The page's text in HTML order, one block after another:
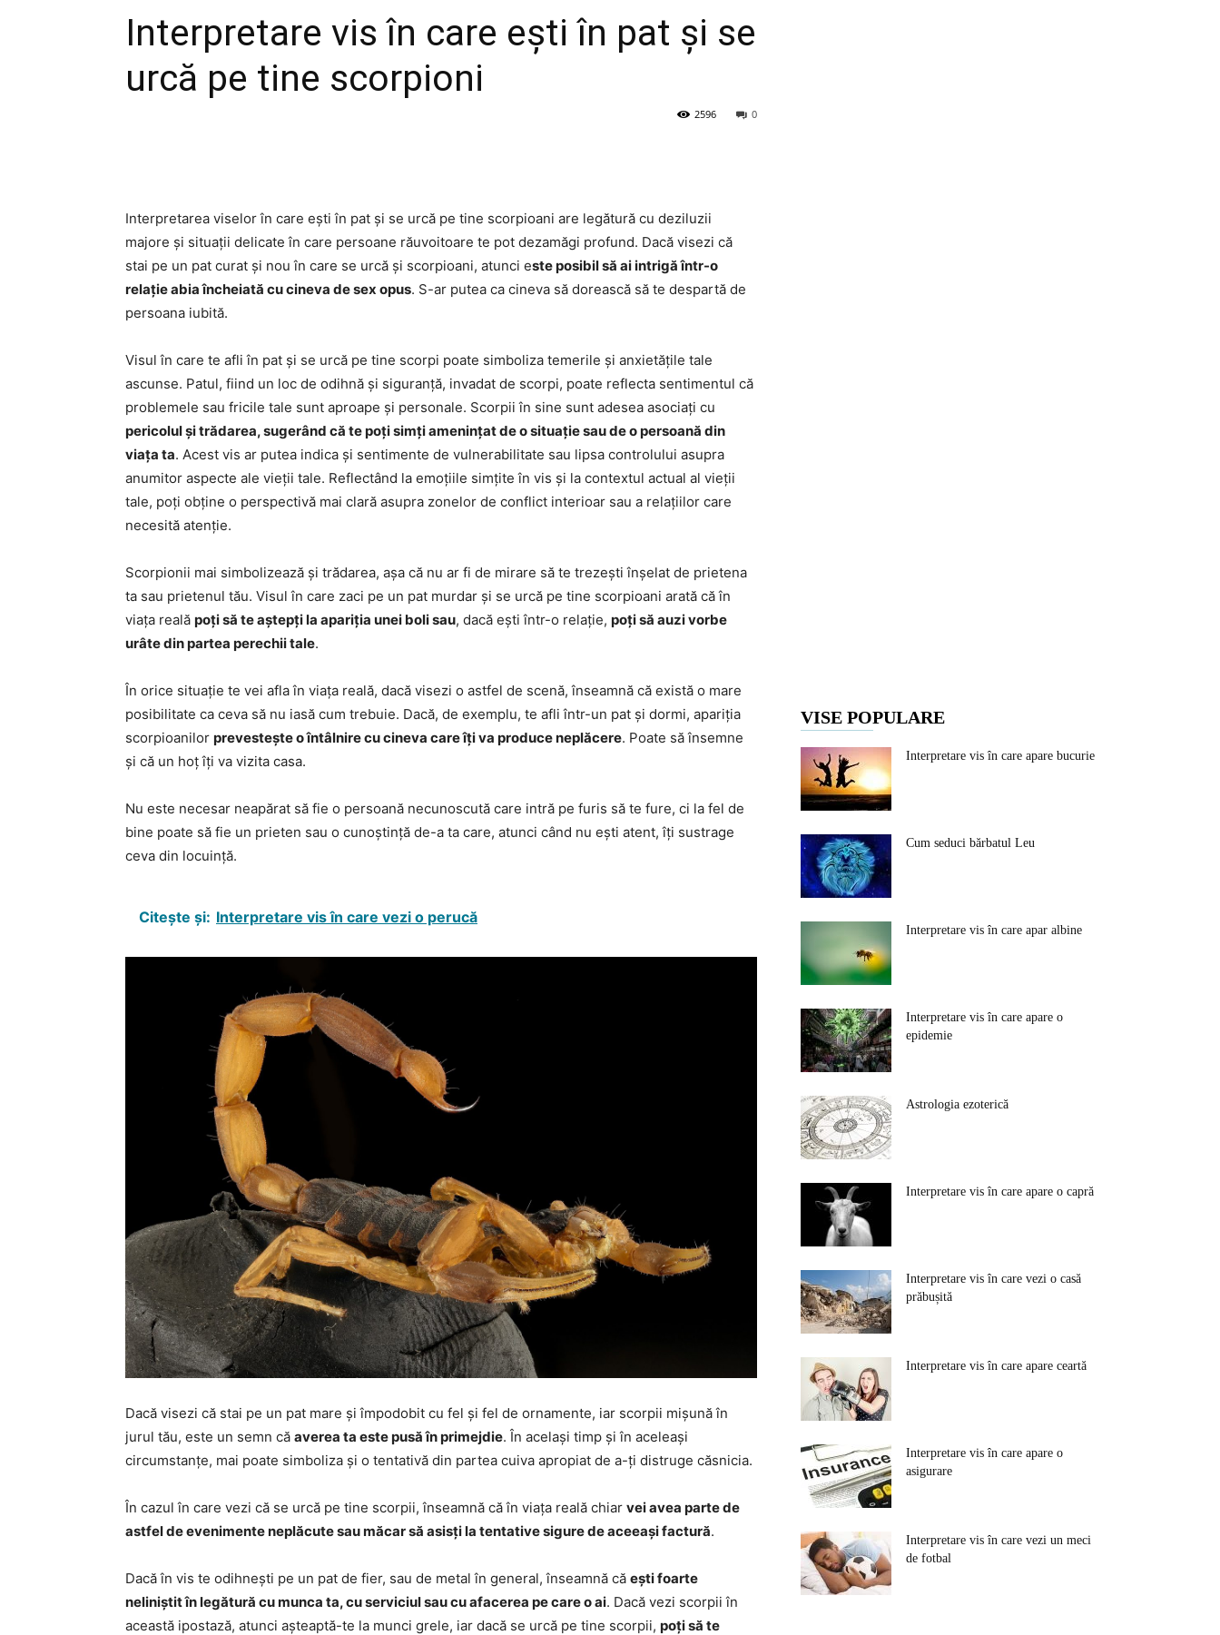
Interpretare vis în care ești în pat și se
urcă pe tine scorpioni
0
2596
Interpretarea viselor în care ești în pat și se urcă pe tine scorpioani are legătură cu deziluzii
majore și situații delicate în care persoane răuvoitoare te pot dezamăgi profund. Dacă visezi că
stai pe un pat curat și nou în care se urcă și scorpioani, atunci este posibil să ai intrigă într-o
relație abia încheiată cu cineva de sex opus. S-ar putea ca cineva să dorească să te despartă de
persoana iubită.
Visul în care te afli în pat și se urcă pe tine scorpi poate simboliza temerile și anxietățile tale
ascunse. Patul, fiind un loc de odihnă și siguranță, invadat de scorpi, poate reflecta sentimentul că
problemele sau fricile tale sunt aproape și personale. Scorpii în sine sunt adesea asociați cu
pericolul și trădarea, sugerând că te poți simți amenințat de o situație sau de o persoană din
viața ta. Acest vis ar putea indica și sentimente de vulnerabilitate sau lipsa controlului asupra
anumitor aspecte ale vieții tale. Reflectând la emoțiile simțite în vis și la contextul actual al vieții
tale, poți obține o perspectivă mai clară asupra zonelor de conflict interioar sau a relațiilor care
necesită atenție.
Scorpionii mai simbolizează și trădarea, așa că nu ar fi de mirare să te trezești înșelat de prietena
ta sau prietenul tău. Visul în care zaci pe un pat murdar și se urcă pe tine scorpioani arată că în
viața reală poți să te aștepți la apariția unei boli sau, dacă ești într-o relație, poți să auzi vorbe
urâte din partea perechii tale.
În orice situație te vei afla în viața reală, dacă visezi o astfel de scenă, înseamnă că există o mare
posibilitate ca ceva să nu iasă cum trebuie. Dacă, de exemplu, te afli într-un pat și dormi, apariția
scorpioanilor prevestește o întâlnire cu cineva care îți va produce neplăcere. Poate să însemne
și că un hoț îți va vizita casa.
Nu este necesar neapărat să fie o persoană necunoscută care intră pe furis să te fure, ci la fel de
bine poate să fie un prieten sau o cunoștință de-a ta care, atunci când nu ești atent, îți sustrage
ceva din locuință.
Citește și: Interpretare vis în care vezi o perucă
Dacă visezi că stai pe un pat mare și împodobit cu fel și fel de ornamente, iar scorpii mișună în
jurul tău, este un semn că averea ta este pusă în primejdie. În același timp și în aceleași
circumstanțe, mai poate simboliza și o tentativă din partea cuiva apropiat de a-ți distruge căsnicia.
În cazul în care vezi că se urcă pe tine scorpii, înseamnă că în viața reală chiar vei avea parte de
astfel de evenimente neplăcute sau măcar să asisți la tentative sigure de aceeași factură.
Dacă în vis te odihnești pe un pat de fier, sau de metal în general, înseamnă că ești foarte
neliniștit în legătură cu munca ta, cu serviciul sau cu afacerea pe care o ai. Dacă vezi scorpii în
această ipostază, atunci așteaptă-te la munci grele, iar dacă se urcă pe tine scorpii, poți să te
VISE POPULARE
Interpretare vis în care apare bucurie
Cum seduci bărbatul Leu
Interpretare vis în care apar albine
Interpretare vis în care apare o
epidemie
Astrologia ezoterică
Interpretare vis în care apare o capră
Interpretare vis în care vezi o casă
prăbușită
Interpretare vis în care apare ceartă
Interpretare vis în care apare o
asigurare
Interpretare vis în care vezi un meci
de fotbal